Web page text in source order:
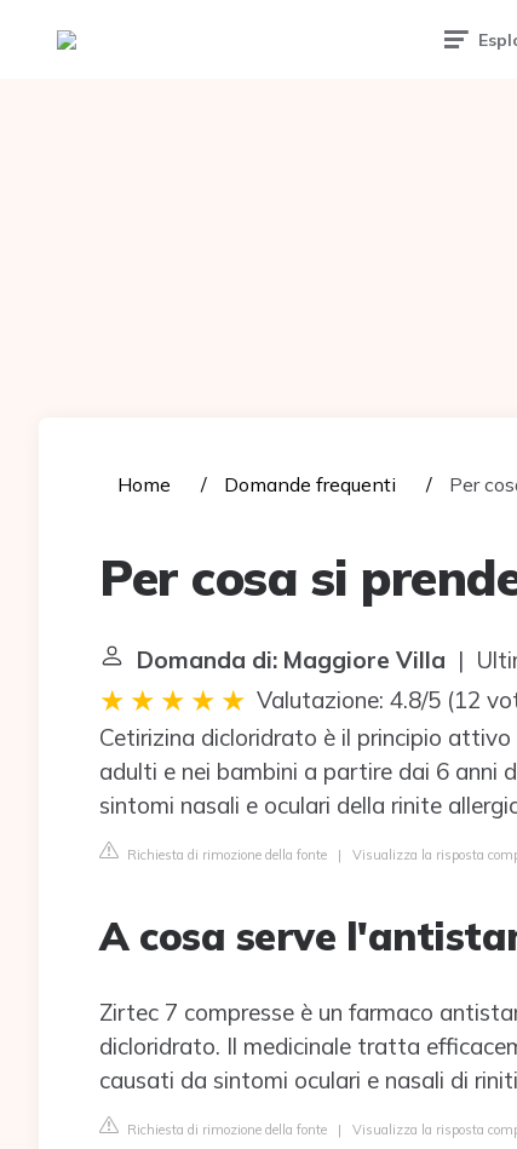
Tattoomuse.it
Home Domande frequenti Per
Per cosa si
Domanda di: Maggiore Villa |
Valutazione: 4.8/5 (12
Cetirizina dicloridrato è il principio
adulti e nei bambini a partire dai 6
sintomi nasali e oculari della rinite
Richiesta di rimozione della fonte | Visualizza la risposta
A cosa serve
Zirtec 7 compresse è un farmaco
dicloridrato. Il medicinale tratta
causati da sintomi oculari e nasali di
Richiesta di rimozione della fonte | Visualizza la risposta